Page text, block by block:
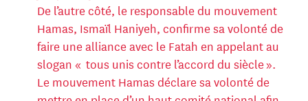
De l’autre côté, le responsable du mouvement
Hamas, Ismaïl Haniyeh, confirme sa volonté de
faire une alliance avec le Fatah en appelant au
slogan « tous unis contre l’accord du siècle ».
Le mouvement Hamas déclare sa volonté de